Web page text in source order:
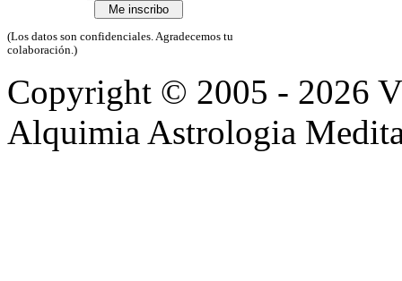
(Los datos son confidenciales. Agradecemos tu
colaboración.)
Copyright © 2005 - 2026
Alquimia Astrologia